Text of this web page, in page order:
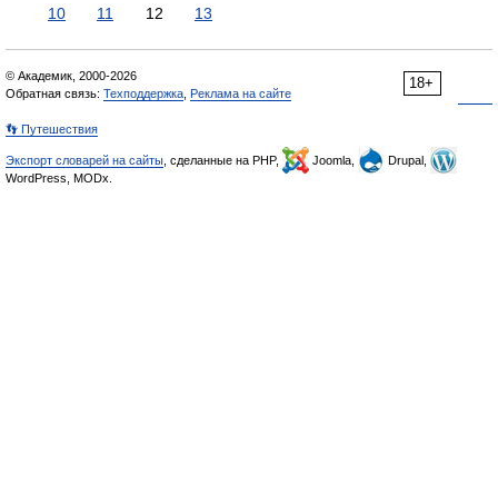
10
11 12 13
18+
© Академик, 2000-2026
Обратная связь: Техподдержка Реклама на сайте
👣 Путешествия
Экспорт словарей на сайты , сделанные на PHP, Joomla,
Drupal,
WordPress, MODx.